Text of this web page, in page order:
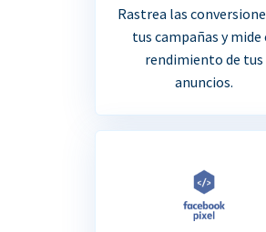
Rastrea las
tus campañas y mide
rendimiento de tus
anuncios.